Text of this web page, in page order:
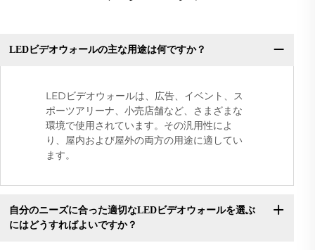
LEDビデオウォールの主な用途は何ですか？
LEDビデオウォールは、広告、イベント、ス
ポーツアリーナ、小売店舗など、さまざまな
環境で使用されています。その汎用性によ
り、屋内および屋外の両方の用途に適してい
ます。
自分のニーズに合った適切なLEDビデオウォールを選ぶ
にはどうすればよいですか？